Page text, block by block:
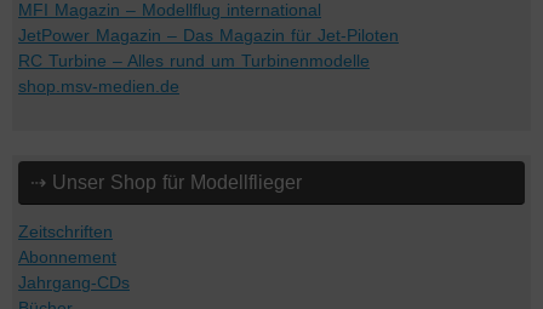
MFI Magazin – Modellflug international
JetPower Magazin – Das Magazin für Jet-Piloten
RC Turbine – Alles rund um Turbinenmodelle
shop.msv-medien.de
⇢ Unser Shop für Modellflieger
Zeitschriften
Abonnement
Jahrgang-CDs